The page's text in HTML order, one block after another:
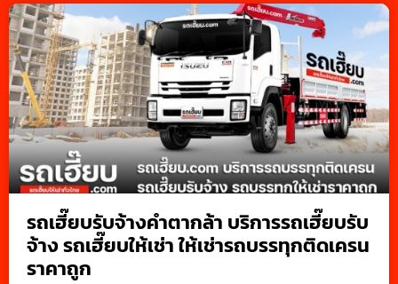
รถเฮี๊ยบรับจ้างคำตากล้า บริการรถเฮี๊ยบรับ
จ้าง รถเฮี๊ยบให้เช่า ให้เช่ารถบรรทุกติดเครน
ราคาถูก